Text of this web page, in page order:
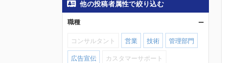
他の投稿者属性で絞り込む
職種
コンサルタント 営業 技術
管理部門
広告宣伝
カスタマーサポート